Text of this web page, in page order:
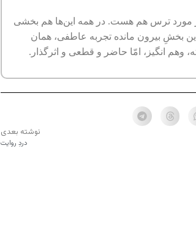
مورد ترس هم هست. در همه این‌ها هم بخشی
بخشِ بیرون مانده تجربه عاطفی، همان
نوشته بعدی
دردِ روایت